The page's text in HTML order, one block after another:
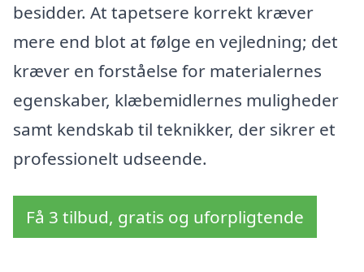
besidder. At tapetsere korrekt kræver
mere end blot at følge en vejledning; det
kræver en forståelse for materialernes
egenskaber, klæbemidlernes muligheder
samt kendskab til teknikker, der sikrer et
professionelt udseende.
Få 3 tilbud, gratis og uforpligtende